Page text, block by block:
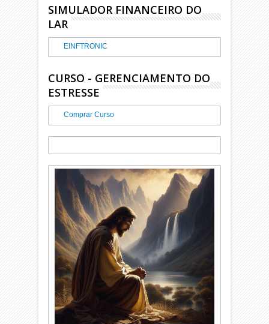
SIMULADOR FINANCEIRO DO
LAR
EINFTRONIC
CURSO - GERENCIAMENTO DO
ESTRESSE
Comprar Curso